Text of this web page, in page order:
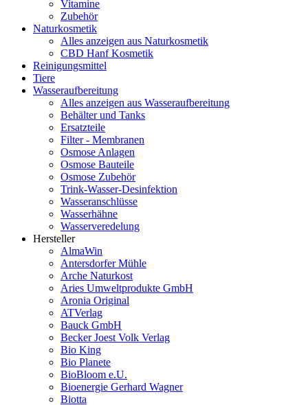
Vitamine
Zubehör
Naturkosmetik
Alles anzeigen aus Naturkosmetik
CBD Hanf Kosmetik
Reinigungsmittel
Tiere
Wasseraufbereitung
Alles anzeigen aus Wasseraufbereitung
Behälter und Tanks
Ersatzteile
Filter - Membranen
Osmose Anlagen
Osmose Bauteile
Osmose Zubehör
Trink-Wasser-Desinfektion
Wasseranschlüsse
Wasserhähne
Wasserveredelung
Hersteller
AlmaWin
Antersdorfer Mühle
Arche Naturkost
Aries Umweltprodukte GmbH
Aronia Original
ATVerlag
Bauck GmbH
Becker Joest Volk Verlag
Bio King
Bio Planete
BioBloom e.U.
Bioenergie Gerhard Wagner
Biotta